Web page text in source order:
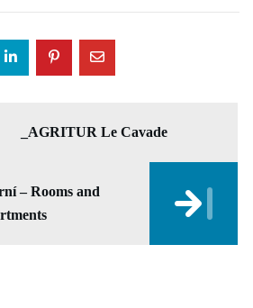
_AGRITUR Le Cavade
– Rooms and